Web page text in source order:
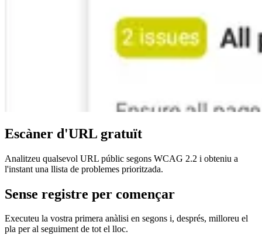
Escàner d'URL gratuït
Analitzeu qualsevol URL públic segons WCAG 2.2 i obteniu a
l'instant una llista de problemes prioritzada.
Sense registre per començar
Executeu la vostra primera anàlisi en segons i, després, milloreu el
pla per al seguiment de tot el lloc.